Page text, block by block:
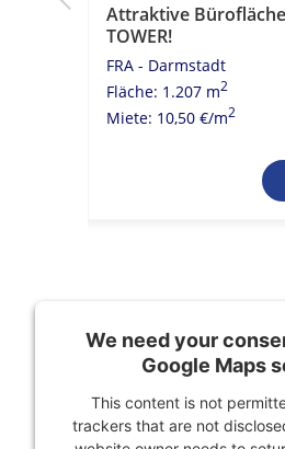
Attraktive Bürofläche
TOWER!
FRA - Darmstadt
Fläche: 1.207 m2
Miete: 10,50 €/m2
We need your
Google Maps
This content is not
trackers that are not